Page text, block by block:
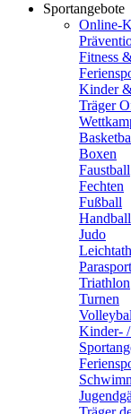
Sportangebote
Online-
Fitness
Kinder
Träger
Boxen
Faustball
Fechten
Fußball
Handball
Judo
Parasport
Triathlon
Turnen
Kinder- /